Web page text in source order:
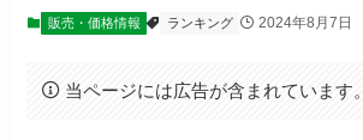
販売・価格情報 ランキング 2024年8月7日
当ページには広告が含まれています。